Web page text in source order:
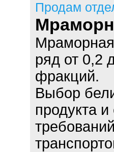
Продам
ряд от 0,2
фракций.
Выбор
продукта